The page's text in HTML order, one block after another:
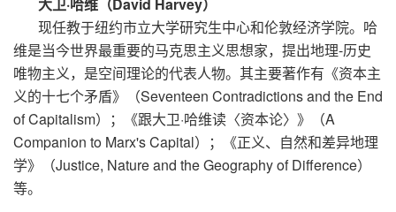
现任教于纽约市立大学研究生中心和伦敦经济学院。哈
维是当今世界最重要的马克思主义思想家，提出地理-历史
唯物主义，是空间理论的代表人物。其主要著作有《资本主
义的十七个矛盾》（Seventeen Contradictions and the End
of Capitalism）；《跟大卫·哈维读〈资本论〉》（A
Companion to Marx's Capital）；《正义、自然和差异地理
学》（Justice, Nature and the Geography of Difference）
等。